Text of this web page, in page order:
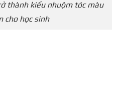
thành kiểu nhuộm tóc màu
cho học sinh